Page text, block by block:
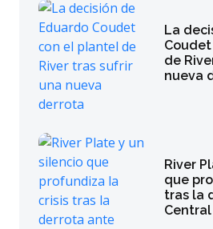
La
de
nueva
River
que
tras la
Central